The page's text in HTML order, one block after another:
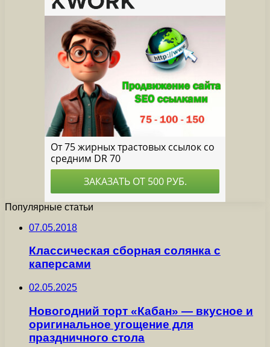
Популярные статьи
07.05.2018
Классическая сборная солянка с
каперсами
02.05.2025
Новогодний торт «Кабан» — вкусное и
оригинальное угощение для
праздничного стола